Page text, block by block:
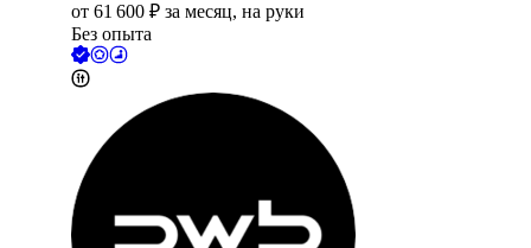
от 61 600 ₽ за месяц, на руки
Без опыта